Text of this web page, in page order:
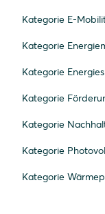
Kategorie E-
Kategorie
Kategorie
Kategorie
Kategorie
Kategorie
Kategorie